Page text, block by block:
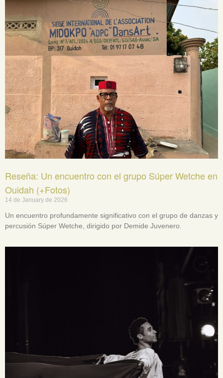
Reseña: Un encuentro con el grupo Súper Wetche en
Ouidah (+Fotos)
14 de January de 2026
Un encuentro profundamente significativo con el grupo de danzas y
percusión Súper Wetche, dirigido por Demide Juvenero.